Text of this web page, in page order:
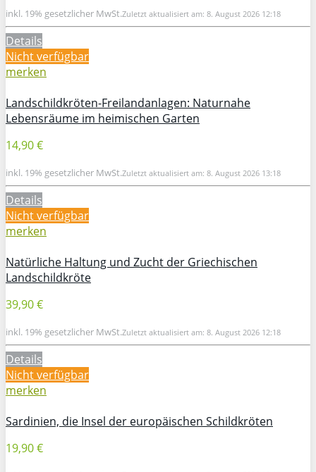
inkl. 19% gesetzlicher MwSt.Zuletzt aktualisiert am: 8. August 2026 12:18
Details
Nicht verfügbar
merken
Landschildkröten-Freilandanlagen: Naturnahe
Lebensräume im heimischen Garten
14,90 €
inkl. 19% gesetzlicher MwSt.Zuletzt aktualisiert am: 8. August 2026 13:18
Details
Nicht verfügbar
merken
Natürliche Haltung und Zucht der Griechischen
Landschildkröte
39,90 €
inkl. 19% gesetzlicher MwSt.Zuletzt aktualisiert am: 8. August 2026 12:18
Details
Nicht verfügbar
merken
Sardinien, die Insel der europäischen Schildkröten
19,90 €